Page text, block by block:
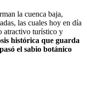
la cuenca baja,
las cuales hoy en día
atractivo turístico y
histórica que guarda
el sabio botánico